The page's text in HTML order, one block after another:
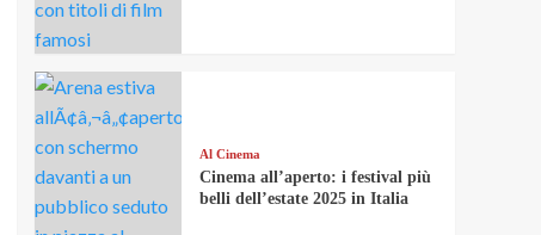
Al Cinema
Cinema all’aperto: i festival più
belli dell’estate 2025 in Italia